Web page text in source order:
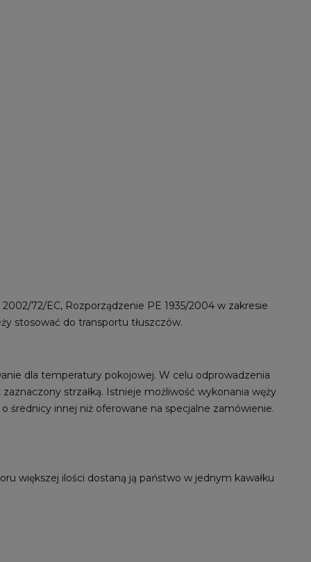
72/EC, Rozporządzenie PE 1935/2004 w zakresie
stosować do transportu tłuszczów.
dla temperatury pokojowej. W celu odprowadzenia
strzałką. Istnieje możliwość wykonania węży
średnicy innej niż oferowane na specjalne zamówienie.
większej ilości dostaną ją państwo w jednym kawałku